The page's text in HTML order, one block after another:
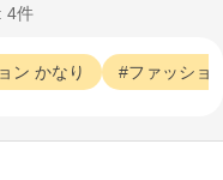
4件
ン かなり ファッショ